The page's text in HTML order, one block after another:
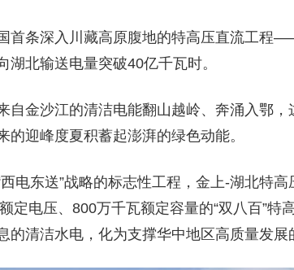
首条深入川藏高原腹地的特高压直流工程
湖北输送电量突破40亿千瓦时。
自金沙江的清洁电能翻山越岭、奔涌入鄂，
的迎峰度夏积蓄起澎湃的绿色动能。
电东送”战略的标志性工程，金上-湖北特
定电压、800万千瓦额定容量的“双八百”特
的清洁水电，化为支撑华中地区高质量发展